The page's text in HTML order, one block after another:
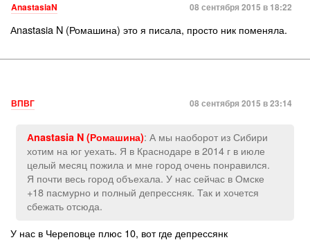
AnastasiaN 08 сентября 2015 в 18:22
Аnastasia N (Ромашина) это я писала, просто ник поменяла.
ВПВГ 08 сентября 2015 в 23:14
Аnastasia N (Ромашина): А мы наоборот из Сибири
хотим на юг уехать. Я в Краснодаре в 2014 г в июле
целый месяц пожила и мне город очень понравился.
Я почти весь город объехала. У нас сейчас в Омске
+18 пасмурно и полный депрессняк. Так и хочется
сбежать отсюда.
У нас в Череповце плюс 10, вот где депрессянк